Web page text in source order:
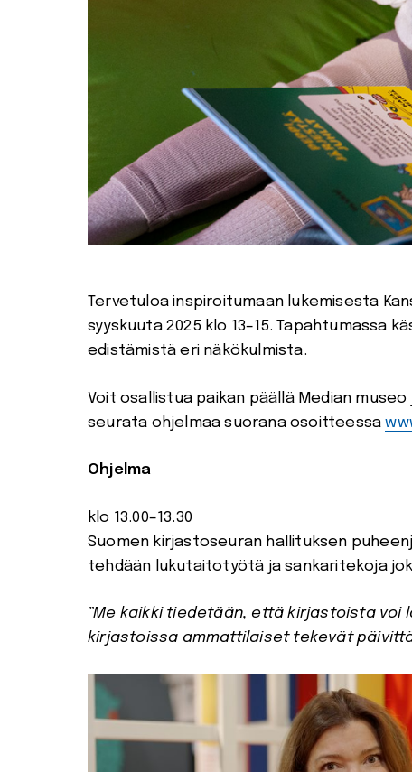
Tervetuloa inspiroitumaan lukemisesta
syyskuuta 2025 klo 13–15. Tapahtumassa
edistämistä eri näkökulmista.
Voit osallistua paikan päällä Median
seurata ohjelmaa suorana osoitteessa
Ohjelma
klo 13.00–13.30
Suomen kirjastoseuran hallituksen
tehdään lukutaitotyötä ja sankaritekoja
”Me kaikki tiedetään, että kirjastoista
kirjastoissa ammattilaiset tekevät